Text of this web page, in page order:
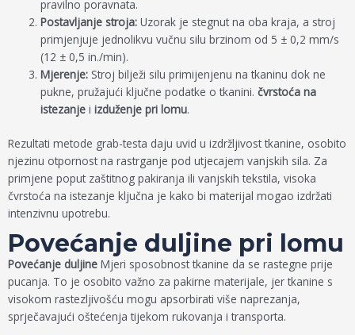
pravilno poravnata.
Postavljanje stroja: Uzorak je stegnut na oba kraja, a stroj
primjenjuje jednolikvu vučnu silu brzinom od 5 ± 0,2 mm/s
(12 ± 0,5 in./min).
Mjerenje: Stroj bilježi silu primijenjenu na tkaninu dok ne
pukne, pružajući ključne podatke o tkanini.čvrstoća na
istezanje iizduženje pri lomu.
Rezultati metode grab-testa daju uvid u izdržljivost tkanine, osobito
njezinu otpornost na rastrganje pod utjecajem vanjskih sila. Za
primjene poput zaštitnog pakiranja ili vanjskih tekstila, visoka
čvrstoća na istezanje ključna je kako bi materijal mogao izdržati
intenzivnu upotrebu.
Povećanje duljine pri lomu
Povećanje duljine Mjeri sposobnost tkanine da se rastegne prije
pucanja. To je osobito važno za pakirne materijale, jer tkanine s
visokom rastezljivošću mogu apsorbirati više naprezanja,
sprječavajući oštećenja tijekom rukovanja i transporta.